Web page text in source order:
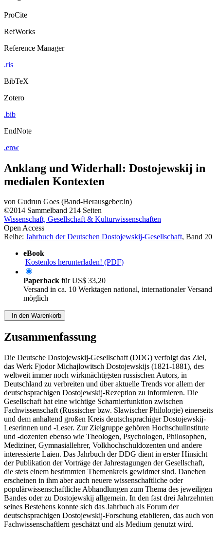
ProCite
RefWorks
Reference Manager
.ris
BibTeX
Zotero
.bib
EndNote
.enw
Anklang und Widerhall: Dostojewskij in
medialen Kontexten
von Gudrun Goes (Band-Herausgeber:in)
©2014 Sammelband 214 Seiten
Wissenschaft, Gesellschaft & Kulturwissenschaften
Open Access
Reihe: Jahrbuch der Deutschen Dostojewskij-Gesellschaft, Band 20
eBook
Kostenlos herunterladen! (PDF)
Paperback fürUS$ 33,20
Versand in ca. 10 Werktagen national, internationaler Versand
möglich
In den Warenkorb
Zusammenfassung
Die Deutsche Dostojewskij-Gesellschaft (DDG) verfolgt das Ziel,
das Werk Fjodor Michajlowitsch Dostojewskijs (1821-1881), des
weltweit immer noch wirkmächtigsten russischen Autors, in
Deutschland zu verbreiten und über aktuelle Trends vor allem der
deutschsprachigen Dostojewskij-Rezeption zu informieren. Die
Gesellschaft hat eine wichtige Scharnierfunktion zwischen
Fachwissenschaft (Russischer bzw. Slawischer Philologie) einerseits
und dem anhaltend großen Kreis deutschsprachiger Dostojewskij-
Leserinnen und -Leser. Zur Zielgruppe gehören Hochschulinstitute
und -dozenten ebenso wie Theologen, Psychologen, Philosophen,
Mediziner, Gymnasiallehrer, Volkhochschuldozenten und andere
interessierte Laien. Das Jahrbuch der DDG dient in erster Hinsicht
der Publikation der Vorträge der Jahrestagungen der Gesellschaft,
die stets einem bestimmten Themenkreis gewidmet sind. Daneben
erscheinen in ihm aber auch neuere wissenschaftliche oder
populärwissenschaftliche Abhandlungen zum Thema des jeweiligen
Bandes oder zu Dostojewskij allgemein. In den fast drei Jahrzehnten
seines Bestehens konnte sich das Jahrbuch als Forum der
deutschsprachigen Dostojewskij-Forschung etablieren, das auch von
Fachwissenschaftlern geschätzt und als Medium genutzt wird.